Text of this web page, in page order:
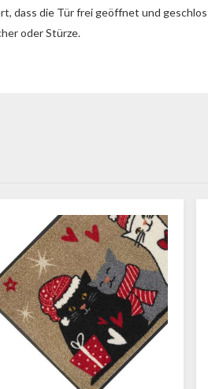
dass die Tür frei geöffnet und
oder Stürze.